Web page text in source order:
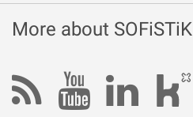
More about SOFiSTiK